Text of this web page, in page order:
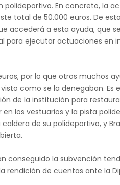
En concreto, la
total de 50.000 euros. De
accederá a esta ayuda, que
para ejecutar actuaciones en
por lo que otros muchos
como se la denegaban. Es
de la institución para
los vestuarios y la pista
de su polideportivo, y
conseguido la subvención
rendición de cuentas ante la